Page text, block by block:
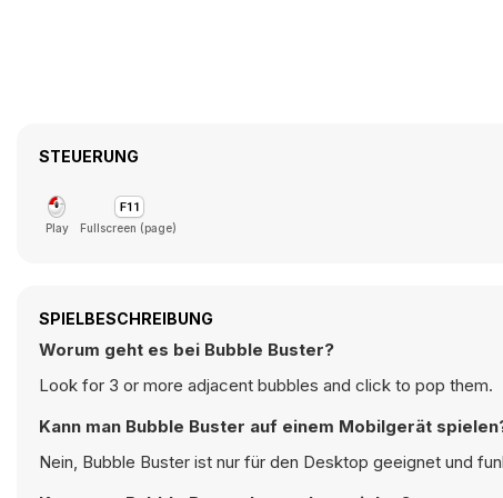
STEUERUNG
Play Fullscreen (page)
SPIELBESCHREIBUNG
Worum geht es bei Bubble Buster?
Look for 3 or more adjacent bubbles and click to pop them.
Kann man Bubble Buster auf einem Mobilgerät
Nein, Bubble Buster ist nur für den Desktop geeignet und